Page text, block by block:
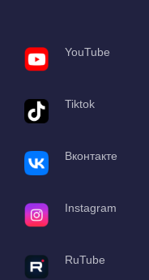
YouTube
Tiktok
Вконтакте
Instagram
RuTube